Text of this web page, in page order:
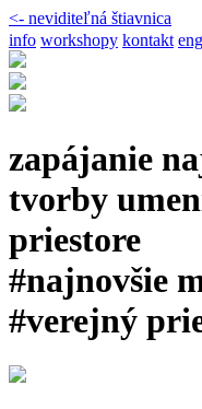
<- neviditeľná štiavnica
info workshopy kontakt eng
zapájanie
tvorby
priestore
#najnovšie
#verejný